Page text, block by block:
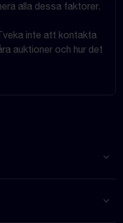
alla dessa faktorer.
inte att kontakta
auktioner och hur det